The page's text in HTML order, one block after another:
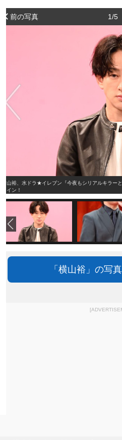
前の写真 1/5
横山裕、水ドラ★イレブン『今夜もシリアルキラ
クイン！
「横山裕」の写